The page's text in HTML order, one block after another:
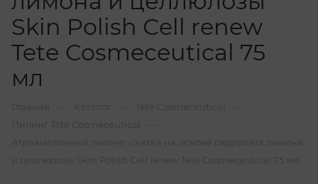
Skin Polish Сell renew
Tetе Cosmeceutical 75
мл